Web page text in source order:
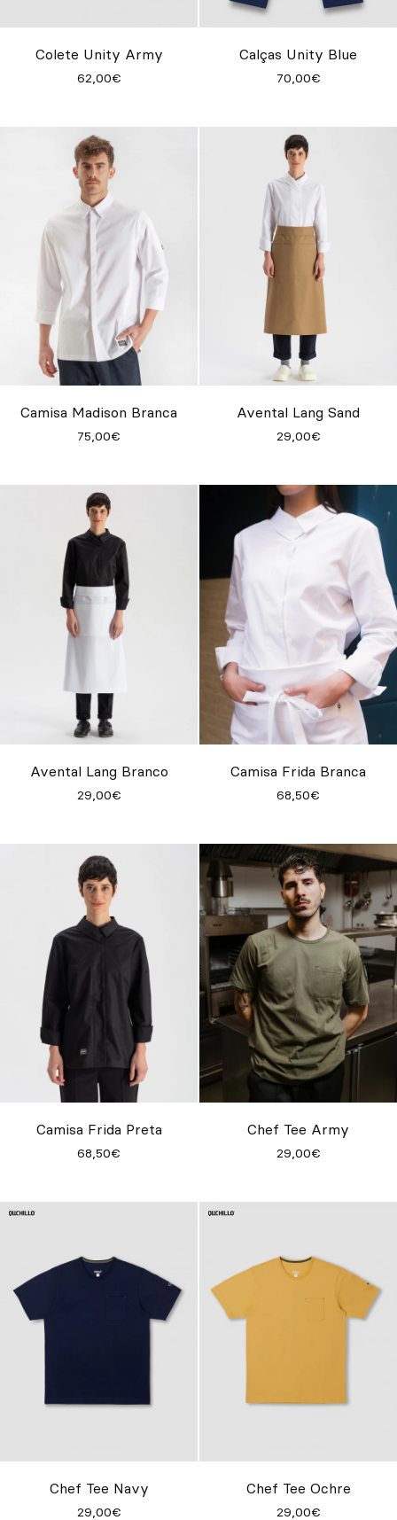
Inspire-se
ES DE
Colete Unity Army
62,00€
Calças Unity Blue
70,00€
Camisa Madison Branca
75,00€
Avental Lang Sand
29,00€
Avental Lang Branco
29,00€
Camisa Frida Branca
68,50€
Camisa Frida Preta
68,50€
Chef Tee Army
29,00€
Chef Tee Navy
29,00€
Chef Tee Ochre
29,00€